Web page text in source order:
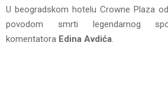
U beogradskom hotelu Crowne Plaza
povodom smrti legendarnog
komentatora Edina Avdića.